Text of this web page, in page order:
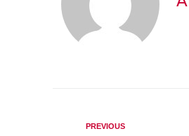
PREVIOUS